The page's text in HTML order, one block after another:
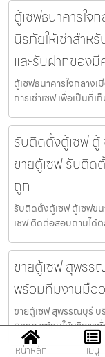
ตู้เซฟธนาคารใ
นิรภัยให้เช่าสำห
และรับฝากของ
ตู้เซฟธนาคารใจกลาง
การเช่าเซฟ เพื่อเป็นที่
รับติดตั้งตู้เซฟ ตู้
ขายตู้เซฟ รับติด
ถูก
รับติดตั้งตู้เซฟ ตู้เซฟข
เซฟ ติดต่อสอบถามได้
ขายตู้เซฟ สุพรร
พร้อมทีมงานมือ
ขายตู้เซฟ สุพรรณบุรี บ
ตลอด พร้อมให้บริการ
หน้าหลัก
เมนู